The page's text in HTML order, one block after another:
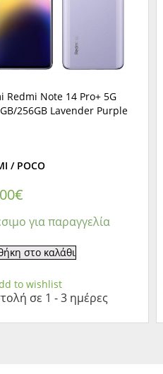
Redmi Note 14 Pro+ 5G
256GB Lavender Purple
/ POCO
€
για παραγγελία
στο καλάθι
to wishlist
σε 1 - 3 ημέρες